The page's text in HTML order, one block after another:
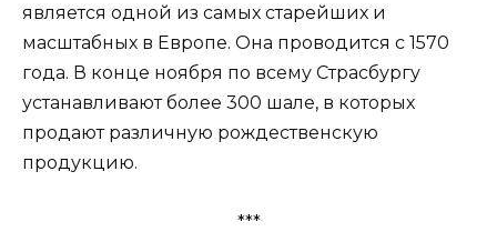
является одной из самых старейших и
масштабных в Европе. Она проводится с 1570
года. В конце ноября по всему Страсбургу
устанавливают более 300 шале, в которых
продают различную рождественскую
продукцию.
***